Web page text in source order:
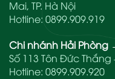
Mai, TP. Hà Nội
Hotline: 0899.909.919
Chi nhánh Hải Phòng
Số 113 Tôn Đức Thắng
Hotline: 0899.909.920